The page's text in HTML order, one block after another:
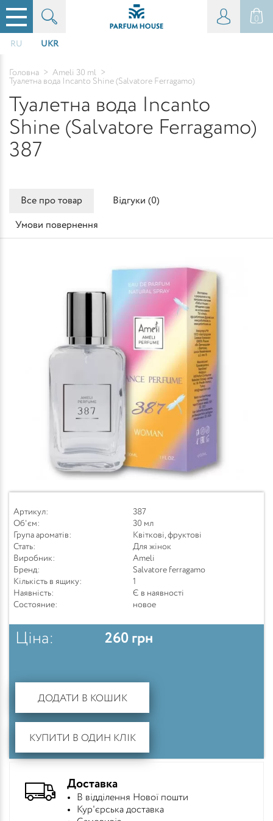
0
RU UKR
Головна > Ameli 30 ml >
Туалетна вода Incanto Shine (Salvatore Ferragamo)
Туалетна вода Incanto
Shine (Salvatore Ferragamo)
387
Все про товар Відгуки (0)
Умови повернення
Артикул:
387
Об'єм:
30 мл
Група ароматів:
Квіткові, фруктові
Стать:
Для жінок
Виробник:
Ameli
Бренд:
Salvatore ferragamo
Кількість в ящику:
1
Наявність:
Є в наявності
Состояние:
новое
Ціна: 260 грн
ДОДАТИ В КОШИК
КУПИТИ В ОДИН КЛІК
Доставка
В відділення Нової пошти
Кур'єрська доставка